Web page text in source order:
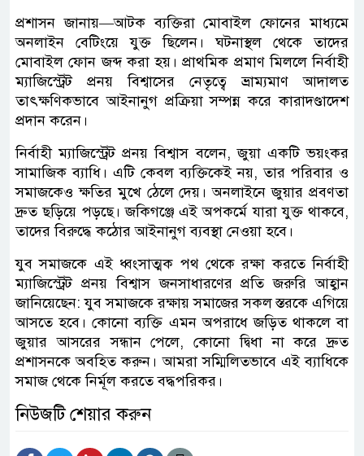
প্রশাসন জানায়—আটক ব্যক্তিরা মোবাইল ফোনের মাধ্যমে
অনলাইন বেটিংয়ে যুক্ত ছিলেন। ঘটনাস্থল থেকে তাদের
মোবাইল ফোন জব্দ করা হয়। প্রাথমিক প্রমাণ মিললে নির্বাহী
ম্যাজিস্ট্রেট প্রনয় বিশ্বাসের নেতৃত্বে ভ্রাম্যমাণ আদালত
তাৎক্ষণিকভাবে আইনানুগ প্রক্রিয়া সম্পন্ন করে কারাদণ্ডাদেশ
প্রদান করেন।
নির্বাহী ম্যাজিস্ট্রেট প্রনয় বিশ্বাস বলেন, জুয়া একটি ভয়ংকর
সামাজিক ব্যাধি। এটি কেবল ব্যক্তিকেই নয়, তার পরিবার ও
সমাজকেও ক্ষতির মুখে ঠেলে দেয়। অনলাইনে জুয়ার প্রবণতা
দ্রুত ছড়িয়ে পড়ছে। জকিগঞ্জে এই অপকর্মে যারা যুক্ত থাকবে,
তাদের বিরুদ্ধে কঠোর আইনানুগ ব্যবস্থা নেওয়া হবে।
যুব সমাজকে এই ধ্বংসাত্মক পথ থেকে রক্ষা করতে নির্বাহী
ম্যাজিস্ট্রেট প্রনয় বিশ্বাস জনসাধারণের প্রতি জরুরি আহ্বান
জানিয়েছেন: যুব সমাজকে রক্ষায় সমাজের সকল স্তরকে এগিয়ে
আসতে হবে। কোনো ব্যক্তি এমন অপরাধে জড়িত থাকলে বা
জুয়ার আসরের সন্ধান পেলে, কোনো দ্বিধা না করে দ্রুত
প্রশাসনকে অবহিত করুন। আমরা সম্মিলিতভাবে এই ব্যাধিকে
সমাজ থেকে নির্মূল করতে বদ্ধপরিকর।
নিউজটি শেয়ার করুন